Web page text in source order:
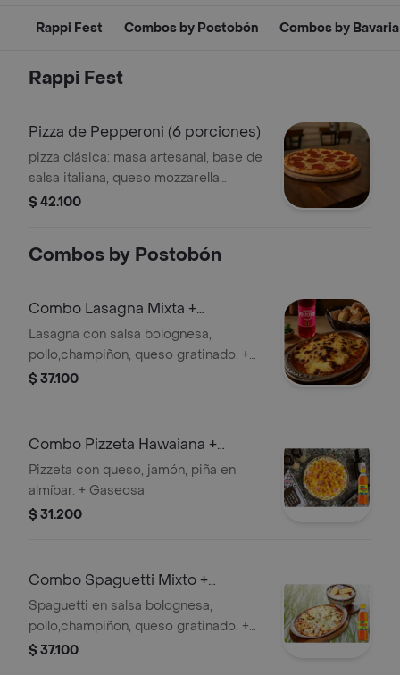
Rappi Fest Combos by Postobón Combos by Bavaria
Rappi Fest
Pizza de Pepperoni (6 porciones)
pizza clásica: masa artesanal, base de
salsa italiana, queso mozzarella
derretido y abundantes láminas de
dorado y un sabor irresistible. Ideal
$ 42.100
Combos by Postobón
Combo Lasagna Mixta +
Colombiana 350 ml
Lasagna con salsa bolognesa,
pollo,champiñon, queso gratinado. +
Gaseosa
$ 37.100
Combo Pizzeta Hawaiana +
Colombiana 350 ml
Pizzeta con queso, jamón, piña en
almíbar. + Gaseosa
$ 31.200
Combo Spaguetti Mixto +
Colombiana 350 ml
Spaguetti en salsa bolognesa,
pollo,champiñon, queso gratinado. +
Gaseosa
$ 37.100